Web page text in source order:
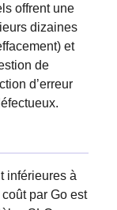
offrent une
dizaines
et
de
d’erreur
inférieures à
par Go est